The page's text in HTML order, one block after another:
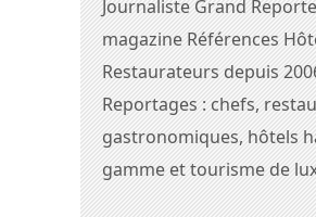
Journaliste Grand
magazine Références
Restaurateurs depuis
Reportages : chefs,
gastronomiques, hôtels
gamme et tourisme de